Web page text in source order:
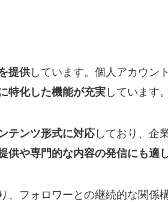
提供しています。個人アカウン
特化した機能が充実しています。
テンツ形式に対応しており、企
供や専門的な内容の発信にも適
フォロワーとの継続的な関係